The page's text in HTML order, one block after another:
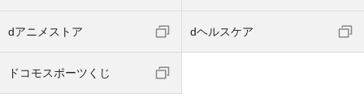
dアニメストア dヘルスケア
ドコモスポーツくじ